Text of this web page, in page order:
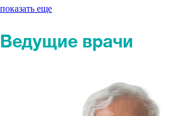
показать еще
Ведущие врачи